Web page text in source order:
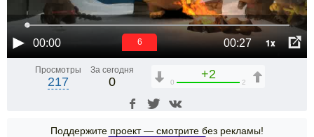
00:00 00:27 1x
6
Просмотры
217
За сегодня
0
+2
0 2
Поддержите проект — смотрите без рекламы!